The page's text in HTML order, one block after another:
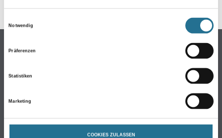
Notwendig
Präferenzen
Statistiken
Marketing
COOKIES ZULASSEN
Online-Shop
WDV-Systeme
Putze- und Spachtelmassen
Bodenbeläge